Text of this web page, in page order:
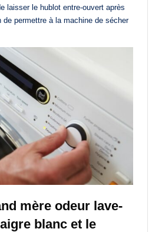
laisser le hublot entre-ouvert après
de permettre à la machine de sécher
mère odeur lave-
blanc et le